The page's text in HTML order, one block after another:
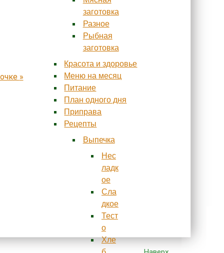
»
заготовка
Разное
Рыбная
заготовка
Красота и здоровье
Меню на месяц
Питание
План одного дня
Приправа
Рецепты
Выпечка
Нес
ладк
ое
Сла
дкое
Тест
о
Хле